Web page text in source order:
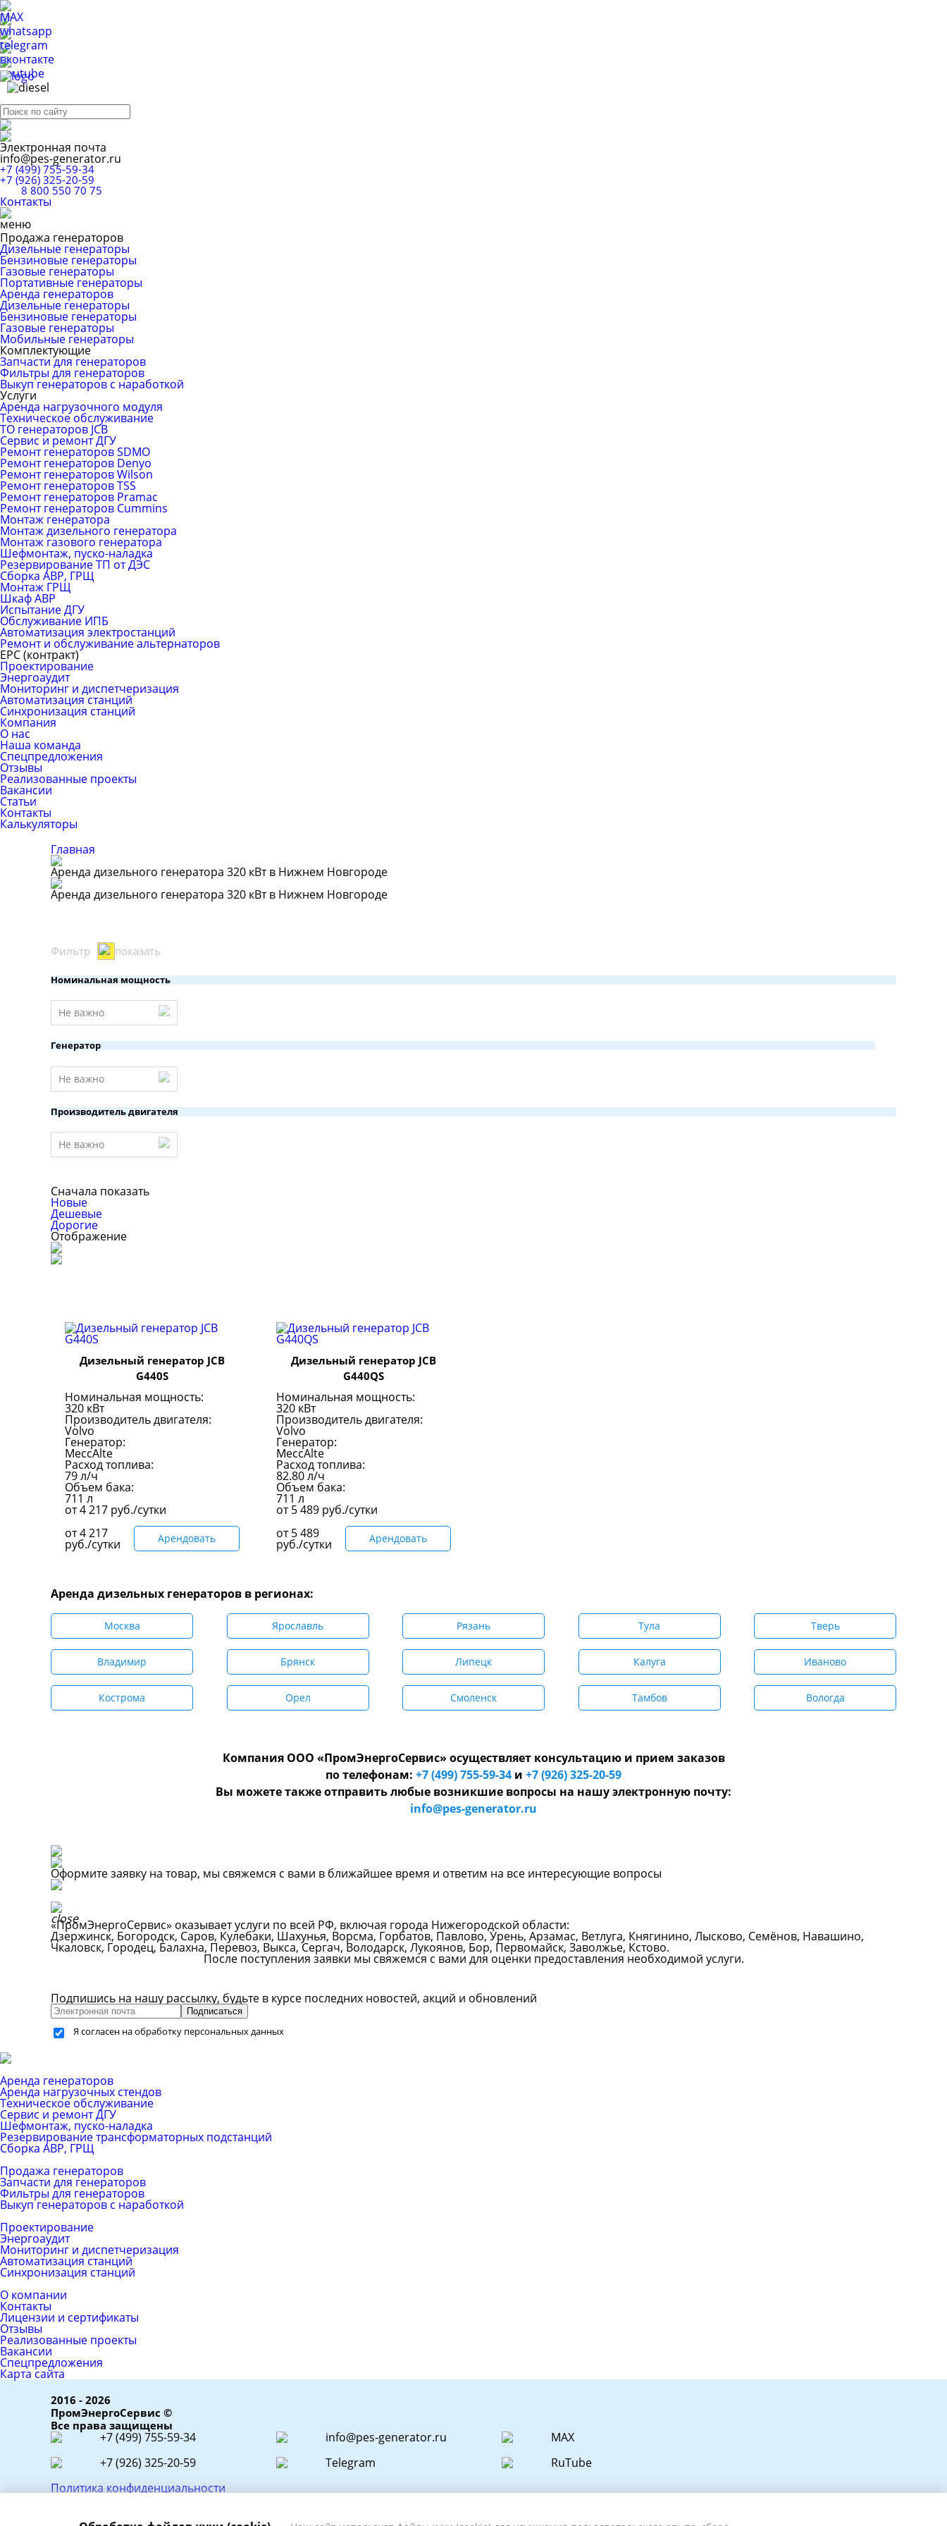
Электронная почта
info@pes-generator.ru
+7 (499) 755-59-34
+7 (926) 325-20-59
8 800 550 70 75
Контакты
Продажа генераторов
Дизельные генераторы
Бензиновые генераторы
Газовые генераторы
Портативные генераторы
Аренда генераторов
Дизельные генераторы
Бензиновые генераторы
Газовые генераторы
Мобильные генераторы
Комплектующие
Запчасти для генераторов
Фильтры для генераторов
Выкуп генераторов с наработкой
Услуги
Аренда нагрузочного модуля
Техническое обслуживание
ТО генераторов JCB
Сервис и ремонт ДГУ
Ремонт генераторов SDMO
Ремонт генераторов Denyo
Ремонт генераторов Wilson
Ремонт генераторов TSS
Ремонт генераторов Pramac
Ремонт генераторов Сummins
Монтаж генератора
Монтаж дизельного генератора
Монтаж газового генератора
Шефмонтаж, пуско-наладка
Резервирование ТП от ДЭС
Сборка АВР, ГРЩ
Монтаж ГРЩ
Шкаф АВР
Испытание ДГУ
Обслуживание ИПБ
Автоматизация электростанций
Ремонт и обслуживание альтернаторов
ЕРС (контракт)
Проектирование
Энергоаудит
Мониторинг и диспетчеризация
Автоматизация станций
Синхронизация станций
Компания
О нас
Наша команда
Спецпредложения
Отзывы
Реализованные проекты
Вакансии
Статьи
Контакты
Калькуляторы
Главная
Аренда дизельного генератора 320 кВт в Нижнем Новгороде
Аренда дизельного генератора 320 кВт в Нижнем Новгороде
Фильтр показать
Номинальная мощность
Не важно
Генератор
Не важно
Производитель двигателя
Не важно
Сначала показать
Новые
Дешевые
Дорогие
Отображение
Дизельный генератор JCB
G440S
Номинальная мощность:
320 кВт
Производитель двигателя:
Volvo
Генератор:
MeccAlte
Расход топлива:
79 л/ч
Объем бака:
711 л
от4 217 руб./сутки
от4 217
руб./сутки Арендовать
Дизельный генератор JCB
G440QS
Номинальная мощность:
320 кВт
Производитель двигателя:
Volvo
Генератор:
MeccAlte
Расход топлива:
82.80 л/ч
Объем бака:
711 л
от5 489 руб./сутки
от5 489
руб./сутки Арендовать
Аренда дизельных генераторов в регионах:
Москва Ярославль Рязань Тула Тверь
Владимир Брянск Липецк Калуга Иваново
Кострома Орел Смоленск Тамбов Вологда
Компания ООО «ПромЭнергоСервис» осуществляет консультацию и прием заказов
по телефонам: +7 (499) 755-59-34 и +7 (926) 325-20-59
Вы можете также отправить любые возникшие вопросы на нашу электронную почту:
info@pes-generator.ru
Оформите заявку на товар, мы свяжемся с вами в ближайшее время и ответим на все интересующие вопросы
«ПромЭнергоСервис» оказывает услуги по всей РФ, включая города Нижегородской области:
Дзержинск, Богородск, Саров, Кулебаки, Шахунья, Ворсма, Горбатов, Павлово, Урень, Арзамас, Ветлуга, Княгинино, Лысково, Семёнов, Навашино,
Чкаловск, Городец, Балахна, Перевоз, Выкса, Сергач, Володарск, Лукоянов, Бор, Первомайск, Заволжье, Кстово.
После поступления заявки мы свяжемся с вами для оценки предоставления необходимой услуги.
Подпишись на нашу рассылку, будьте в курсе последних новостей, акций и обновлений
Подписаться
Я согласен на обработку персональных данных
Аренда генераторов
Аренда нагрузочных стендов
Техническое обслуживание
Сервис и ремонт ДГУ
Шефмонтаж, пуско-наладка
Резервирование трансформаторных подстанций
Сборка АВР, ГРЩ
Каталог товаров
Продажа генераторов
Запчасти для генераторов
Фильтры для генераторов
Выкуп генераторов с наработкой
ЕРС (контракт)
Проектирование
Энергоаудит
Мониторинг и диспетчеризация
Автоматизация станций
Синхронизация станций
Компания
О компании
Контакты
Лицензии и сертификаты
Отзывы
Реализованные проекты
Вакансии
Спецпредложения
Карта сайта
2016 - 2026
ПромЭнергоСервис ©
Все права защищены
+7 (499) 755-59-34 info@pes-generator.ru
MAX
+7 (926) 325-20-59
Telegram
RuTube
Политика конфиденциальности